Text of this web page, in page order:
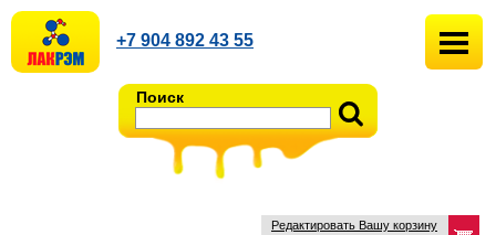
Поиск
+7 904 892 43 55
Редактировать Вашу корзину